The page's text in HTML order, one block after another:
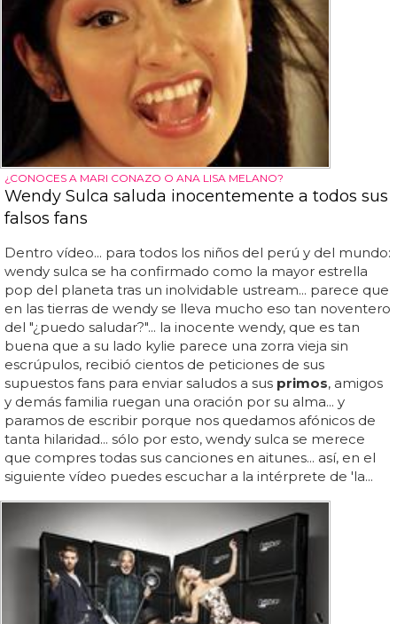
¿CONOCES A MARI CONAZO O ANA LISA MELANO?
Wendy Sulca saluda inocentemente a todos sus
falsos fans
Dentro vídeo... para todos los niños del perú y del mundo:
wendy sulca se ha confirmado como la mayor estrella
pop del planeta tras un inolvidable ustream... parece que
en las tierras de wendy se lleva mucho eso tan noventero
del "¿puedo saludar?"... la inocente wendy, que es tan
buena que a su lado kylie parece una zorra vieja sin
escrúpulos, recibió cientos de peticiones de sus
supuestos fans para enviar saludos a sus primos, amigos
y demás familia ruegan una oración por su alma... y
paramos de escribir porque nos quedamos afónicos de
tanta hilaridad... sólo por esto, wendy sulca se merece
que compres todas sus canciones en aitunes... así, en el
siguiente vídeo puedes escuchar a la intérprete de 'la...